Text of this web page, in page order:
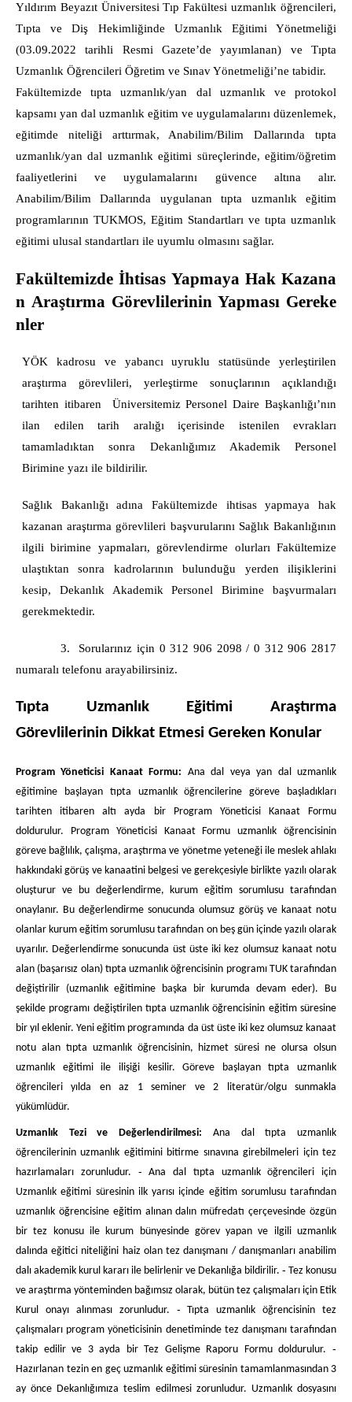
Yıldırım Beyazıt Üniversitesi Tıp Fakültesi uzmanlık öğrencileri,
Tıpta ve Diş Hekimliğinde Uzmanlık Eğitimi Yönetmeliği
(03.09.2022 tarihli Resmi Gazete’de yayımlanan) ve Tıpta
Uzmanlık Öğrencileri Öğretim ve Sınav Yönetmeliği’ne tabidir.
Fakültemizde tıpta uzmanlık/yan dal uzmanlık ve protokol
kapsamı yan dal uzmanlık eğitim ve uygulamalarını düzenlemek,
eğitimde niteliği arttırmak, Anabilim/Bilim Dallarında tıpta
uzmanlık/yan dal uzmanlık eğitimi süreçlerinde, eğitim/öğretim
faaliyetlerini ve uygulamalarını güvence altına alır.
Anabilim/Bilim Dallarında uygulanan tıpta uzmanlık eğitim
programlarının TUKMOS, Eğitim Standartları ve tıpta uzmanlık
eğitimi ulusal standartları ile uyumlu olmasını sağlar.
Fakültemizde İhtisas Yapmaya Hak Kazana
n Araştırma Görevlilerinin Yapması Gereke
nler
YÖK kadrosu ve yabancı uyruklu statüsünde yerleştirilen
araştırma görevlileri, yerleştirme sonuçlarının açıklandığı
tarihten itibaren Üniversitemiz Personel Daire Başkanlığı’nın
ilan edilen tarih aralığı içerisinde istenilen evrakları
tamamladıktan sonra Dekanlığımız Akademik Personel
Birimine yazı ile bildirilir.
Sağlık Bakanlığı adına Fakültemizde ihtisas yapmaya hak
kazanan araştırma görevlileri başvurularını Sağlık Bakanlığının
ilgili birimine yapmaları, görevlendirme olurları Fakültemize
ulaştıktan sonra kadrolarının bulunduğu yerden ilişiklerini
kesip, Dekanlık Akademik Personel Birimine başvurmaları
gerekmektedir.
3. Sorularınız için 0 312 906 2098 / 0 312 906 2817
numaralı telefonu arayabilirsiniz.
Tıpta Uzmanlık Eğitimi Araştırma
Görevlilerinin Dikkat Etmesi Gereken Konular
Program Yöneticisi Kanaat Formu: Ana dal veya yan dal uzmanlık
eğitimine başlayan tıpta uzmanlık öğrencilerine göreve başladıkları
tarihten itibaren altı ayda bir Program Yöneticisi Kanaat Formu
doldurulur. Program Yöneticisi Kanaat Formu uzmanlık öğrencisinin
göreve bağlılık, çalışma, araştırma ve yönetme yeteneği ile meslek ahlakı
hakkındaki görüş ve kanaatini belgesi ve gerekçesiyle birlikte yazılı olarak
oluşturur ve bu değerlendirme, kurum eğitim sorumlusu tarafından
onaylanır. Bu değerlendirme sonucunda olumsuz görüş ve kanaat notu
olanlar kurum eğitim sorumlusu tarafından on beş gün içinde yazılı olarak
uyarılır. Değerlendirme sonucunda üst üste iki kez olumsuz kanaat notu
alan (başarısız olan) tıpta uzmanlık öğrencisinin programı TUK tarafından
değiştirilir (uzmanlık eğitimine başka bir kurumda devam eder). Bu
şekilde programı değiştirilen tıpta uzmanlık öğrencisinin eğitim süresine
bir yıl eklenir. Yeni eğitim programında da üst üste iki kez olumsuz kanaat
notu alan tıpta uzmanlık öğrencisinin, hizmet süresi ne olursa olsun
uzmanlık eğitimi ile ilişiği kesilir. Göreve başlayan tıpta uzmanlık
öğrencileri yılda en az 1 seminer ve 2 literatür/olgu sunmakla
yükümlüdür.
Uzmanlık Tezi ve Değerlendirilmesi: Ana dal tıpta uzmanlık
öğrencilerinin uzmanlık eğitimini bitirme sınavına girebilmeleri için tez
hazırlamaları zorunludur. ‐ Ana dal tıpta uzmanlık öğrencileri için
Uzmanlık eğitimi süresinin ilk yarısı içinde eğitim sorumlusu tarafından
uzmanlık öğrencisine eğitim alınan dalın müfredatı çerçevesinde özgün
bir tez konusu ile kurum bünyesinde görev yapan ve ilgili uzmanlık
dalında eğitici niteliğini haiz olan tez danışmanı / danışmanları anabilim
dalı akademik kurul kararı ile belirlenir ve Dekanlığa bildirilir. ‐ Tez konusu
ve araştırma yönteminden bağımsız olarak, bütün tez çalışmaları için Etik
Kurul onayı alınması zorunludur. ‐ Tıpta uzmanlık öğrencisinin tez
çalışmaları program yöneticisinin denetiminde tez danışmanı tarafından
takip edilir ve 3 ayda bir Tez Gelişme Raporu Formu doldurulur. ‐
Hazırlanan tezin en geç uzmanlık eğitimi süresinin tamamlanmasından 3
ay önce Dekanlığımıza teslim edilmesi zorunludur. Uzmanlık dosyasını